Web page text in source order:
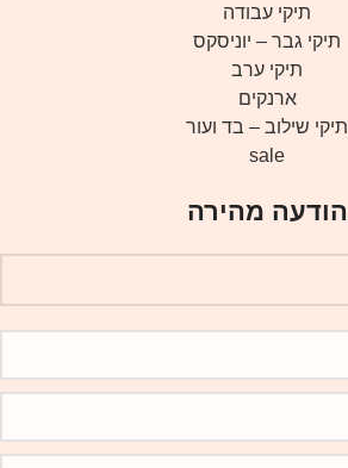
תיקי עבודה
תיקי גבר – יוניסקס
תיקי ערב
ארנקים
תיקי שילוב – בד ועור
sale
הודעה מהירה